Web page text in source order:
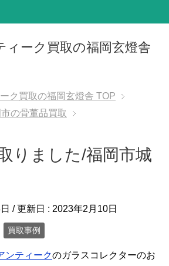
ィーク買取の福岡玄燈舎
ク買取の福岡玄燈舎 TOP
の骨董品買取
りました/福岡市城
/ 更新日 : 2023年2月10日
買取事例
ンティークのガラスコレクターのお